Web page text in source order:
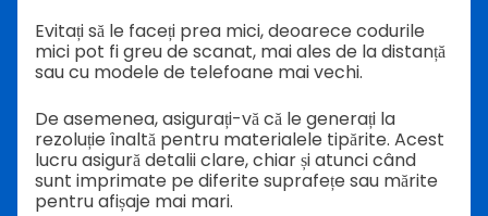
Evitați să le faceți prea mici, deoarece codurile
mici pot fi greu de scanat, mai ales de la distanță
sau cu modele de telefoane mai vechi.
De asemenea, asigurați-vă că le generați la
rezoluție înaltă pentru materialele tipărite. Acest
lucru asigură detalii clare, chiar și atunci când
sunt imprimate pe diferite suprafețe sau mărite
pentru afișaje mai mari.